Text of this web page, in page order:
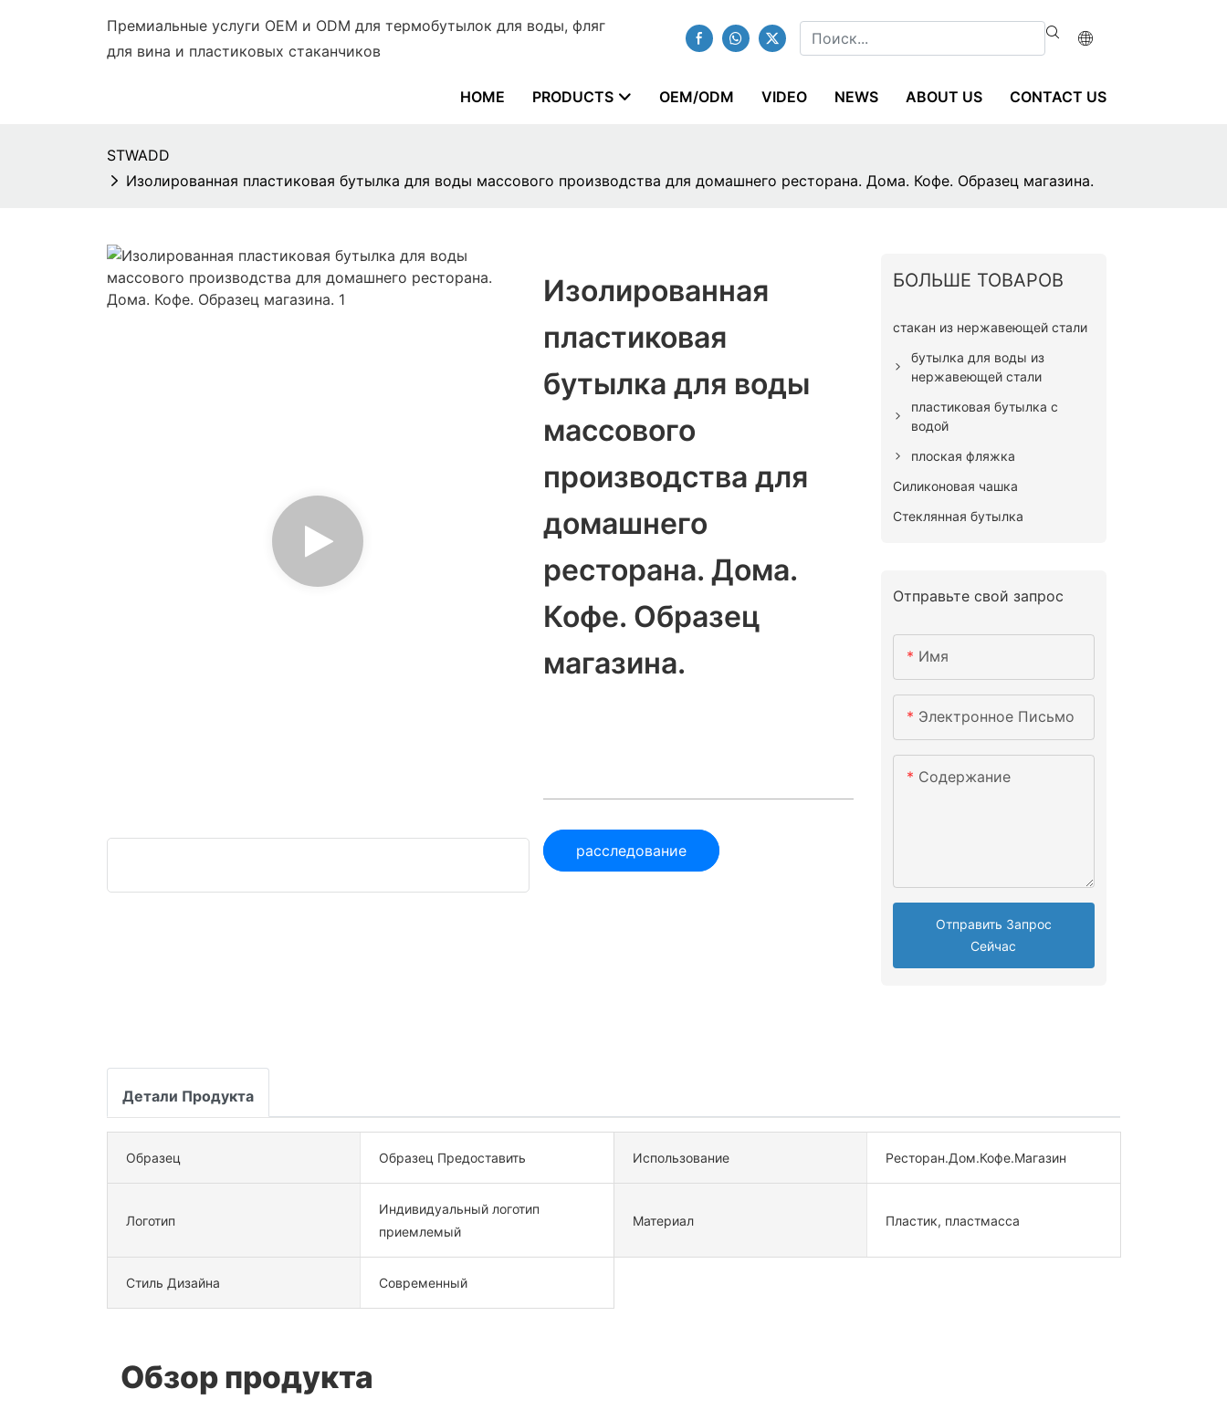
Премиальные услуги OEM и ODM для термобутылок для воды, фляг
для вина и пластиковых стаканчиков
HOME PRODUCTS OEM/ODM VIDEO NEWS ABOUT US CONTACT US
STWADD
Изолированная пластиковая бутылка для воды массового производства для домашнего ресторана. Дома. Кофе. Образец магазина.
Изолированная
пластиковая
бутылка для воды
массового
производства для
домашнего
ресторана. Дома.
Кофе. Образец
магазина.
расследование
БОЛЬШЕ ТОВАРОВ
стакан из нержавеющей стали
бутылка для воды из
нержавеющей стали
пластиковая бутылка с
водой
плоская фляжка
Силиконовая чашка
Стеклянная бутылка
Отправьте свой запрос
Имя
Электронное Письмо
Содержание
Отправить Запрос
Сейчас
Детали Продукта
Образец Образец Предоставить Использование Ресторан.Дом.Кофе.Магазин
Логотип
Индивидуальный логотип
приемлемый
Материал Пластик, пластмасса
Стиль Дизайна Современный
Обзор продукта